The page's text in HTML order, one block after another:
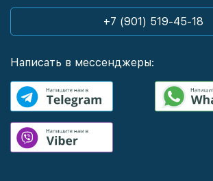
+7 (901) 519-45-18
Написать в мессенджеры: